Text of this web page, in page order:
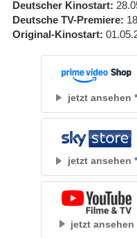
Deutscher Kinostart
Deutsche TV-Premiere
Original-Kinostart
jetzt ansehen
jetzt ansehen
jetzt ansehen